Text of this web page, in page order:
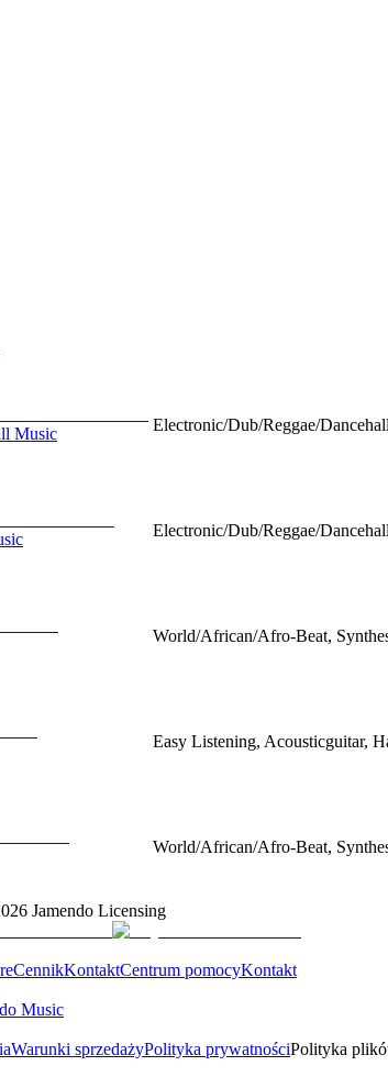
Music
Electronic/Dub/Reggae/
Electronic/Dub/Reggae/
World/African/Afro-Beat,
Easy Listening, Acousticguitar,
World/African/Afro-Beat,
Jamendo Licensing
CennikKontaktCentrum pomocyKontakt
Music
Warunki sprzedażyPolityka prywatnościPolityka